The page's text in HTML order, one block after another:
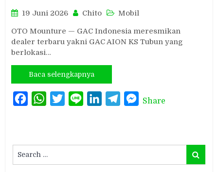
19 Juni 2026 Chito Mobil
OTO Mounture — GAC Indonesia meresmikan
dealer terbaru yakni GAC AION KS Tubun yang
berlokasi…
Baca selengkapnya
FacebookWhatsAppTwitterLine LinkedInTelegramMessenger
Share
for:
Search